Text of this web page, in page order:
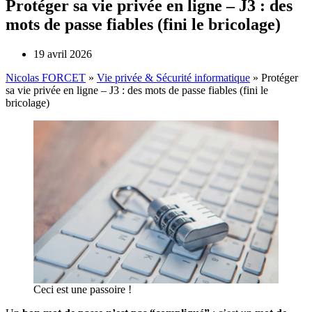
Protéger sa vie privée en ligne – J3 : des
mots de passe fiables (fini le bricolage)
19 avril 2026
Nicolas FORCET » Vie privée & Sécurité informatique » Protéger
sa vie privée en ligne – J3 : des mots de passe fiables (fini le
bricolage)
Ceci est une passoire !